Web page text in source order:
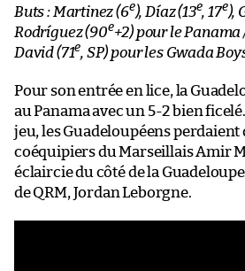
Buts : Martinez (6e), Díaz (13e, 17e),
Rodríguez (90e+2) pour le Panama
David (71e, SP) pour les Gwada
Pour son entrée en lice, la
au Panama avec un 5-2 bien
jeu, les Guadeloupéens perdaient
coéquipiers du Marseillais Amir
éclaircie du côté de la
de QRM, Jordan Leborgne.